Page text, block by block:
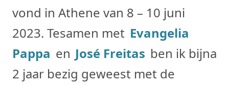
vond in Athene van 8 – 10 juni
2023. Tesamen met Evangelia
Pappa en José Freitas ben ik bijna
2 jaar bezig geweest met de